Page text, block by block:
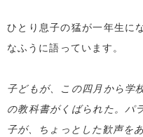
ひとり息子の猛が一年生に
なふうに語っています。
子どもが、この四月から学
の教科書がくばられた。パ
子が、ちょっとした歓声をあ